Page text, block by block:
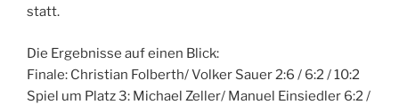
statt.
Die Ergebnisse auf einen Blick:
Finale: Christian Folberth/ Volker Sauer 2:6 / 6:2 / 10:2
Spiel um Platz 3: Michael Zeller/ Manuel Einsiedler 6:2 /